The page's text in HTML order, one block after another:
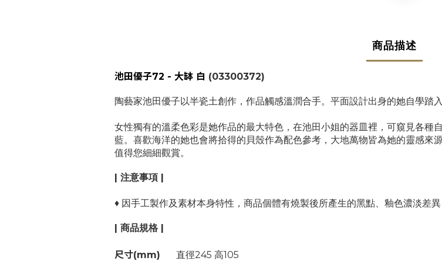
商品描述
池田優子72 - 大缽 白 (03300372)
陶藝家池田優子以半瓷土創作，作品觸感溫潤合手。平面設計出身的她自學踏
女性獨有的溫柔色彩是她作品的最大特色，在池田小姐的器皿裡，可窺見各
藍。喜歡海洋的她也會將拾得的貝殼作為配色參考，大地萬物皆為她的靈感來
值得您細細觀賞。
| 注意事項 |
♦ 因手工製作及素材本身特性，商品個體有燒製後所產生的黑點、釉色濃淡差
| 商品規格 |
尺寸(mm) 直徑245 高105